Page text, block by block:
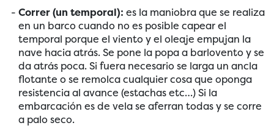
Correr (un temporal): es la maniobra que se realiza
en un barco cuando no es posible capear el
temporal porque el viento y el oleaje empujan la
nave hacia atrás. Se pone la popa a barlovento y se
da atrás poca. Si fuera necesario se larga un ancla
flotante o se remolca cualquier cosa que oponga
resistencia al avance (estachas etc…) Si la
embarcación es de vela se aferran todas y se corre
a palo seco.